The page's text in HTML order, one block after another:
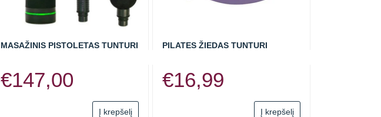
MASAŽINIS PISTOLETAS TUNTURI
€147,00
Į krepšelį
PILATES ŽIEDAS TUNTURI
€16,99
Į krepšelį